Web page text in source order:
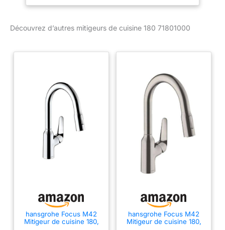
seulement – plus de 1,0
qualité supérieure avec
Découvrez d’autres mitigeurs de cuisine 180 71801000
hansgrohe Focus M42
Mitigeur de cuisine 180,
hansgrohe Focus M42
Mitigeur de cuisine 180,